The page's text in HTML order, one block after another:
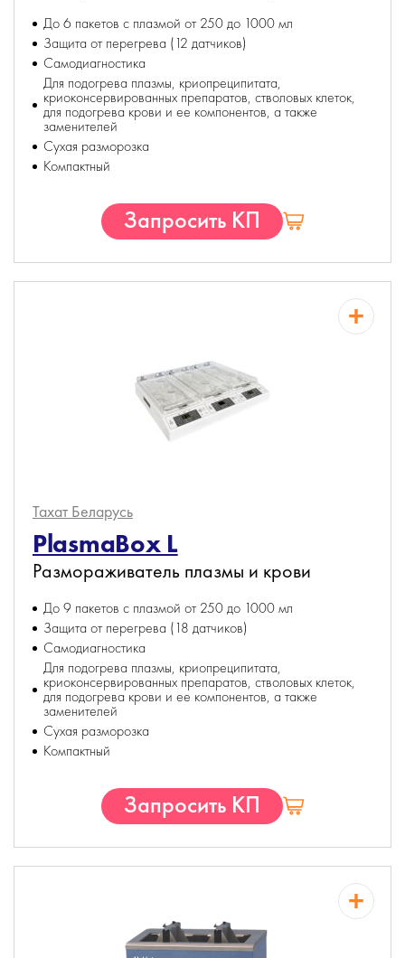
До 6 пакетов с плазмой от 250 до 1000 мл
Защита от перегрева (12 датчиков)
Самодиагностика
Для подогрева плазмы, криопреципитата,
криоконсервированных препаратов, стволовых клеток,
для подогрева крови и ее компонентов, а также
заменителей
Сухая разморозка
Компактный
Запросить КП
Тахат Беларусь
PlasmaBox L
Размораживатель плазмы и крови
До 9 пакетов с плазмой от 250 до 1000 мл
Защита от перегрева (18 датчиков)
Самодиагностика
Для подогрева плазмы, криопреципитата,
криоконсервированных препаратов, стволовых клеток,
для подогрева крови и ее компонентов, а также
заменителей
Сухая разморозка
Компактный
Запросить КП